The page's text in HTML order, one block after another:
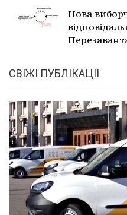
Нова
СВІЖІ ПУБЛІКАЦІЇ